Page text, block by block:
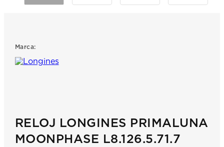
Marca:
RELOJ LONGINES PRIMALUNA
MOONPHASE L8.126.5.71.7
4.
integral